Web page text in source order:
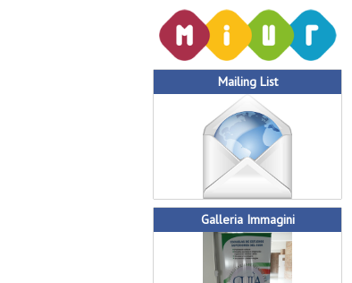
Mailing List
Galleria Immagini